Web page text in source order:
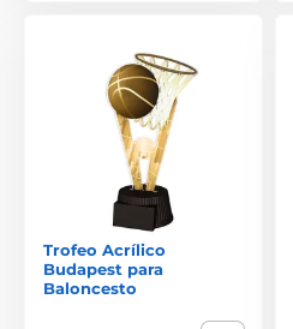
Trofeo Acrílico
Budapest para
Baloncesto